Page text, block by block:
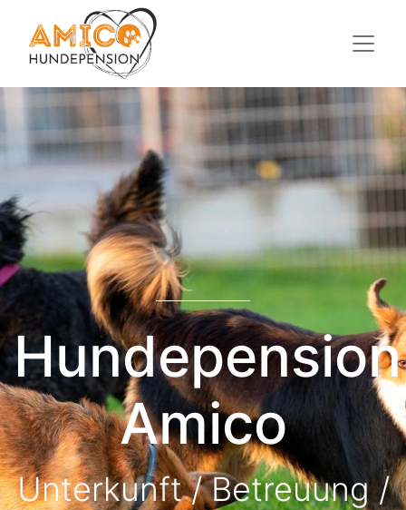
Hundepension
Amico
Unterkunft / Betreuung /